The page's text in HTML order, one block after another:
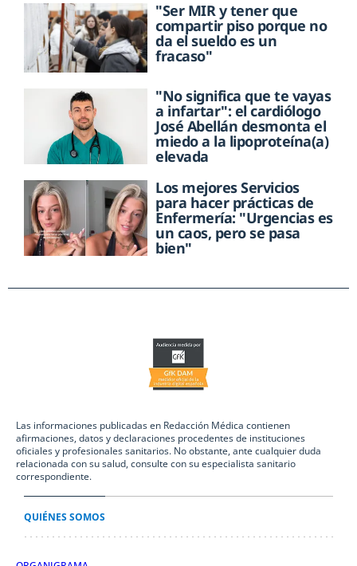
"Ser MIR y tener que
compartir piso porque no
da el sueldo es un
fracaso"
"No significa que te vayas
a infartar": el cardiólogo
José Abellán desmonta el
miedo a la lipoproteína(a)
elevada
Los mejores Servicios
para hacer prácticas de
Enfermería: "Urgencias es
un caos, pero se pasa
bien"
Las informaciones publicadas en Redacción Médica contienen
afirmaciones, datos y declaraciones procedentes de instituciones
oficiales y profesionales sanitarios. No obstante, ante cualquier duda
relacionada con su salud, consulte con su especialista sanitario
correspondiente.
QUIÉNES SOMOS